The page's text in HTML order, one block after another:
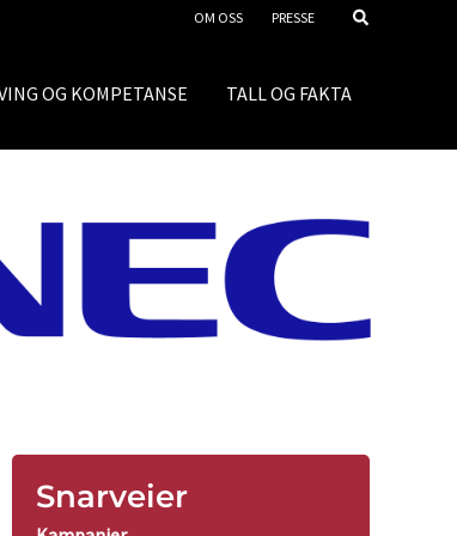
OM OSS PRESSE
OG KOMPETANSE TALL OG FAKTA
Snarveier